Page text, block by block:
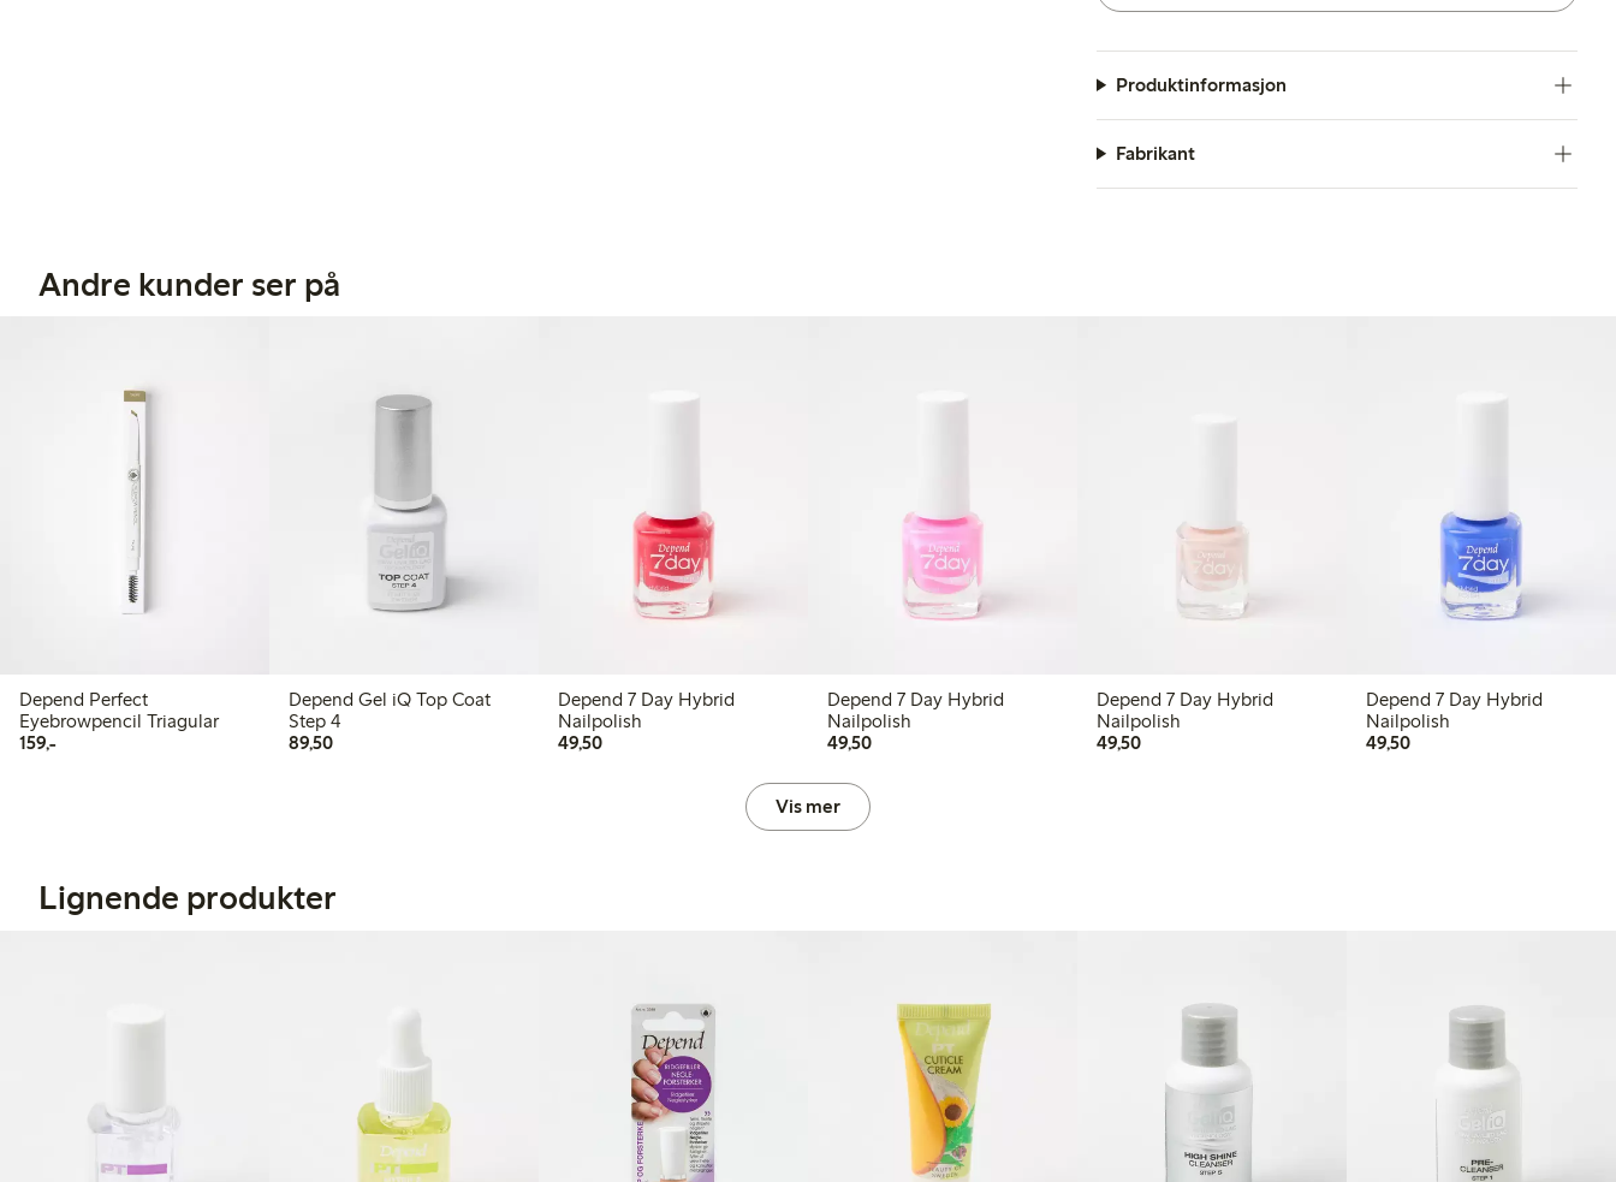
Produktinformasjon
Fabrikant
Andre kunder ser på
Depend Perfect
Eyebrowpencil Triagular
159,-159,00 kr
Depend Gel iQ Top Coat
Step 4
89,5089,50 kr
Depend 7 Day Hybrid
Nailpolish
49,5049,50 kr
Depend 7 Day Hybrid
Nailpolish
49,5049,50 kr
Depend 7 Day Hybrid
Nailpolish
49,5049,50 kr
Depend 7 Day Hybrid
Nailpolish
49,5049,50 kr
Vis mer
Lignende produkter